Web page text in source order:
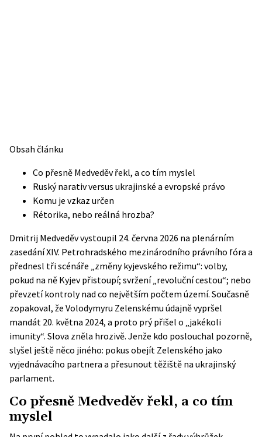
Obsah článku
Co přesně Medveděv řekl, a co tím myslel
Ruský narativ versus ukrajinské a evropské právo
Komu je vzkaz určen
Rétorika, nebo reálná hrozba?
Dmitrij Medveděv vystoupil 24. června 2026 na plenárním
zasedání XIV. Petrohradského mezinárodního právního fóra a
přednesl tři scénáře „změny kyjevského režimu“: volby,
pokud na ně Kyjev přistoupí; svržení „revoluční cestou“; nebo
převzetí kontroly nad co největším počtem území. Současně
zopakoval, že Volodymyru Zelenskému údajně vypršel
mandát 20. května 2024, a proto prý přišel o „jakékoli
imunity“. Slova zněla hrozivě. Jenže kdo poslouchal pozorně,
slyšel ještě něco jiného: pokus obejít Zelenského jako
vyjednávacího partnera a přesunout těžiště na ukrajinský
parlament.
Co přesně Medveděv řekl, a co tím
myslel